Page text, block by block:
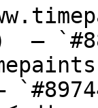
—
—